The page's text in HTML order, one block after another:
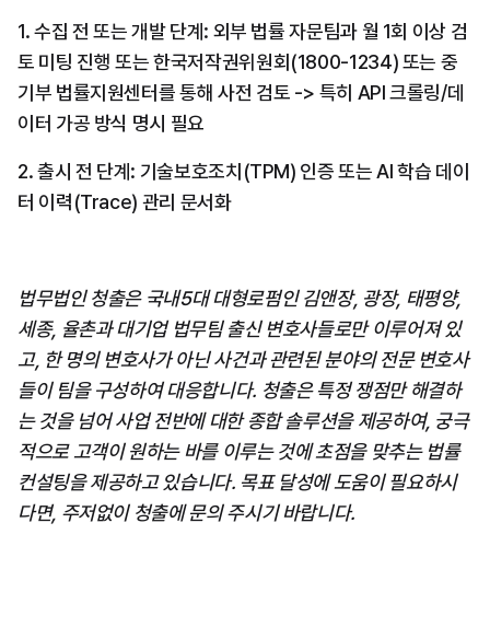
1. 수집 전 또는 개발 단계: 외부 법률 자문팀과 월 1회 이상 검
토 미팅 진행 또는 한국저작권위원회(1800-1234) 또는 중
기부 법률지원센터를 통해 사전 검토 -> 특히 API 크롤링/데
이터 가공 방식 명시 필요
2. 출시 전 단계: 기술보호조치(TPM) 인증 또는 AI 학습 데이
터 이력(Trace) 관리 문서화
법무법인 청출은 국내5대 대형로펌인 김앤장, 광장, 태평양,
세종, 율촌과 대기업 법무팀 출신 변호사들로만 이루어져 있
고, 한 명의 변호사가 아닌 사건과 관련된 분야의 전문 변호사
들이 팀을 구성하여 대응합니다. 청출은 특정 쟁점만 해결하
는 것을 넘어 사업 전반에 대한 종합 솔루션을 제공하여, 궁극
적으로 고객이 원하는 바를 이루는 것에 초점을 맞추는 법률
컨설팅을 제공하고 있습니다. 목표 달성에 도움이 필요하시
다면, 주저없이 청출에 문의 주시기 바랍니다.